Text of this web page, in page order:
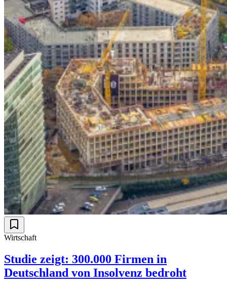
Wirtschaft
Studie zeigt: 300.000 Firmen in
Deutschland von Insolvenz bedroht